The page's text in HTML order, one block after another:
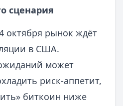
сценария
рынок ждёт
в США.
может
риск-аппетит,
биткоин ниже